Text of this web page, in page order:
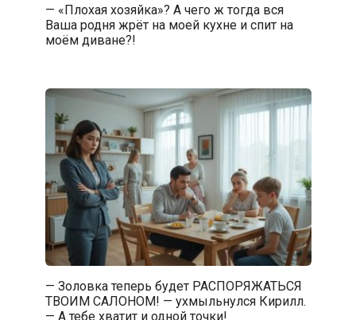
— «Плохая хозяйка»? А чего ж тогда вся
Ваша родня жрёт на моей кухне и спит на
моём диване?!
— Золовка теперь будет РАСПОРЯЖАТЬСЯ
ТВОИМ САЛОНОМ! — ухмыльнулся Кирилл.
— А тебе хватит и одной точки!